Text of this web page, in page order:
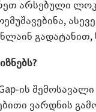
არსებული
ის
ვარდნის